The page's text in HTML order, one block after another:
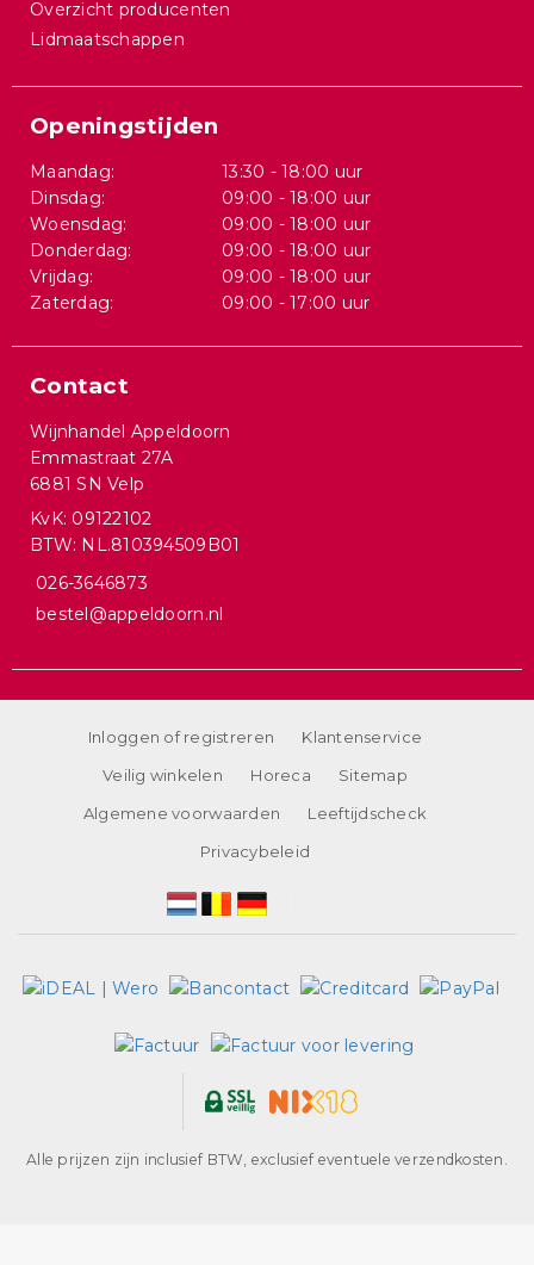
Overzicht producenten
Lidmaatschappen
Openingstijden
Maandag:
13:30 - 18:00 uur
Dinsdag:
09:00 - 18:00 uur
Woensdag:
09:00 - 18:00 uur
Donderdag:
09:00 - 18:00 uur
Vrijdag:
09:00 - 18:00 uur
Zaterdag:
09:00 - 17:00 uur
Contact
Wijnhandel Appeldoorn
Emmastraat 27A
6881 SN Velp
KvK: 09122102
BTW: NL.810394509B01
026-3646873
bestel@appeldoorn.nl
Inloggen of registreren
Klantenservice
Veilig winkelen
Horeca
Sitemap
Algemene voorwaarden
Leeftijdscheck
Privacybeleid
Alle prijzen zijn inclusief BTW, exclusief eventuele verzendkosten.